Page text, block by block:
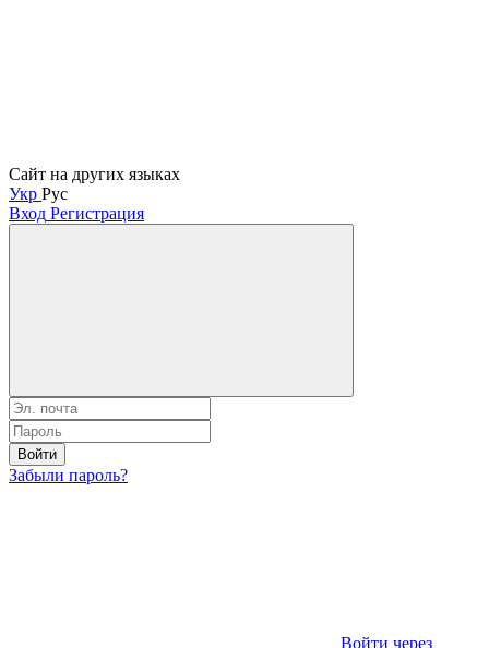
Сайт на других языках
Укр Рус
Вход Регистрация
Войти
Забыли пароль?
Войти через